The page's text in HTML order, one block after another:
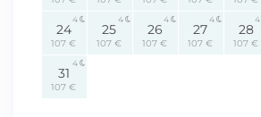
24
107 €
4
25
107 €
4
26
107 €
4
27
107 €
4
28
107 €
4
31
107 €
4